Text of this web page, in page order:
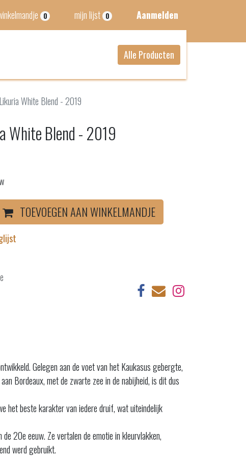
0 mijn lijst 0 Aanmelden
Alle Producten
White Blend - 2019
White Blend - 2019
TOEVOEGEN AAN WINKELMANDJE
Gelegen aan de voet van het Kaukasus gebergte,
Bordeaux, met de zwarte zee in de nabijheid, is dit dus
het beste karakter van iedere druif, wat uiteindelijk
20e eeuw. Ze vertalen de emotie in kleurvlakken,
werd gebruikt.